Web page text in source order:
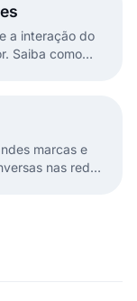
a interação do
Saiba como
marcas e
nas redes